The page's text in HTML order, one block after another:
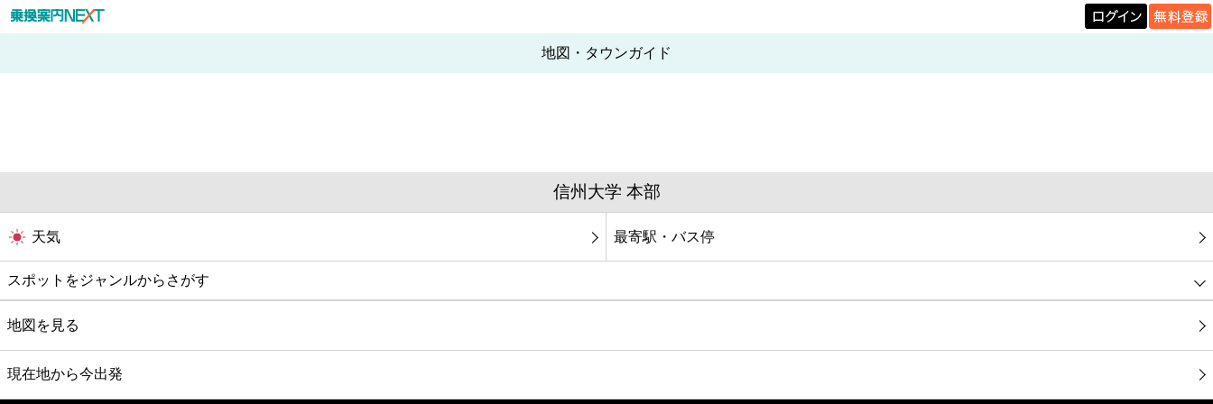
地図・タウンガイド
信州大学 本部
天気 最寄駅・バス停
スポットをジャンルからさがす
グルメ
映画
地図を見る
現在地から今出発